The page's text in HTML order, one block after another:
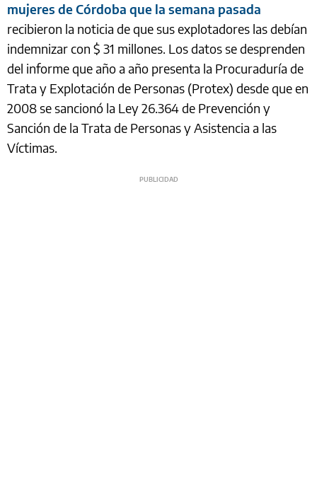
mujeres de Córdoba que la semana pasada
recibieron la noticia de que sus explotadores las debían
indemnizar con $ 31 millones. Los datos se desprenden
del informe que año a año presenta la Procuraduría de
Trata y Explotación de Personas (Protex) desde que en
2008 se sancionó la Ley 26.364 de Prevención y
Sanción de la Trata de Personas y Asistencia a las
Víctimas.